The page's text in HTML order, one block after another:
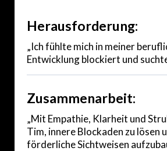
Herausforderung:
„Ich fühlte mich in meiner
Entwicklung blockiert und
Zusammenarbeit:
„Mit Empathie, Klarheit und
Tim, innere Blockaden zu lösen
förderliche Sichtweisen